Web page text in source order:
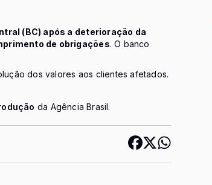
(BC) após a deterioração da
de obrigações. O banco
dos valores aos clientes afetados.
da Agência Brasil.